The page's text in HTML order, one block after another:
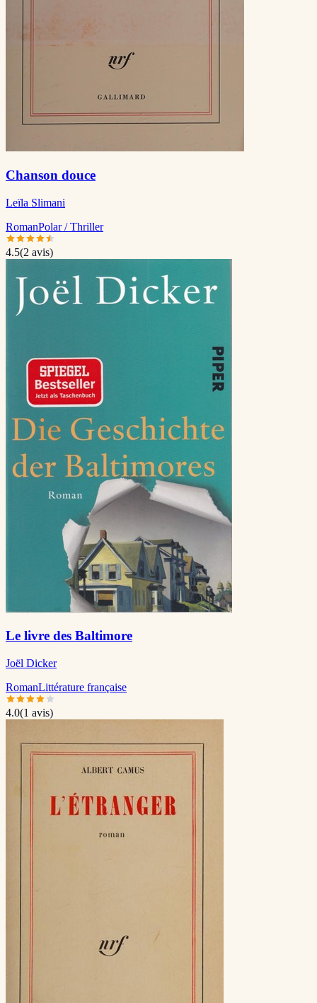
Chanson douce
Leïla Slimani
RomanPolar / Thriller
4.5(2 avis)
Le livre des Baltimore
Joël Dicker
RomanLittérature française
4.0(1 avis)